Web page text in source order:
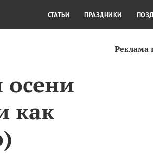
как
Реклама
КУЛЬТУРА
СТАТЬИ ПРАЗДНИКИ